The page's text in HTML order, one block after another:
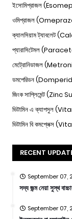
ইসোমিপ্রাজল
ওমিপ্রাজল
ক্যালসিয়াম ট্যাবলেট
প্যারাসিটেমল
মেট্রোনিডাজল
ডমপেরিডন
জিংক সাপ্লিমেন্ট
ভিটামিন এ ক্যাপসুল
ভিটামিন বি কমপ্লেক্স
RECENT
September 07,
সদ্য জন্ম নেয়া সুস্থ
September 07,